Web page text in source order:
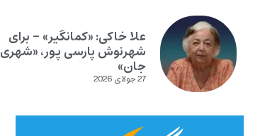
علا خاکی: «کمانگیر» – برای
شهرنوش پارسی پور، «شهری
جان»
27 جولای 2026